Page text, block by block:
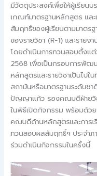
มีวัตถุประสงค์เพื่อให้ผู้เรียน
เกณฑ์มาตรฐานหลักสูตร แล
สัมฤทธิ์ของผู้เรียนตามมาตรฐ
ของรายวิชา (R-1) และรายง
โดยดำเนินการทวนสอบตั้ง
2568 เพื่อเป็นกรอบการพัฒ
หลักสูตรและรายวิชาเป็นไป
สถาบันหรือมาตรฐานระดับช
ปัญญาแก้ว รองคณบดีฝ่ายวิช
ในพิธีเปิดกิจกรรม พร้อมด้ว
คณบดีด้านหลักสูตรและการ
ทวนสอบผลสัมฤทธิ์ฯ ประจำภ
ร่วมดำเนินกิจกรรมในครั้งนี้